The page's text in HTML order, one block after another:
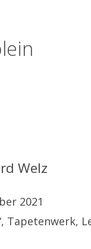
Welz
2021
Tapetenwerk,